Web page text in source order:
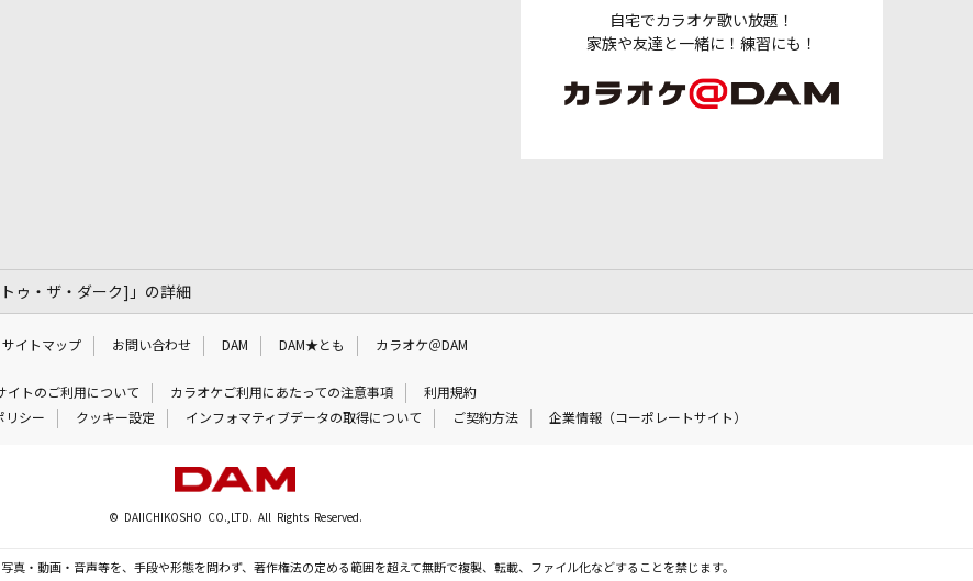
自宅でカラオケ歌い放題！
家族や友達と一緒に！練習にも！
ゥ・ザ・ダーク]」の詳細
サイトマップ お問い合わせ DAM DAM★とも カラオケ＠DAM
イトのご利用について カラオケご利用にあたっての注意事項
利用規約
リシー クッキー設定 インフォマティブデータの取得について ご契約方法 企業情報（コーポレートサイト）
© DAIICHIKOSHO CO.,LTD. All Rights Reserved.
真・動画・音声等を、手段や形態を問わず、著作権法の定める範囲を超えて無断で複製、転載、ファイル化などすることを禁じます。